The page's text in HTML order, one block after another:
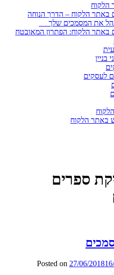
הלקוח
באתר הלקוח – הדרך הנוחה
את המסמכים שלך
באתר הלקוח: הפתרון המאובטח
לעסקים
באתר הלקוח
ספרים
Posted on 27/06/2018